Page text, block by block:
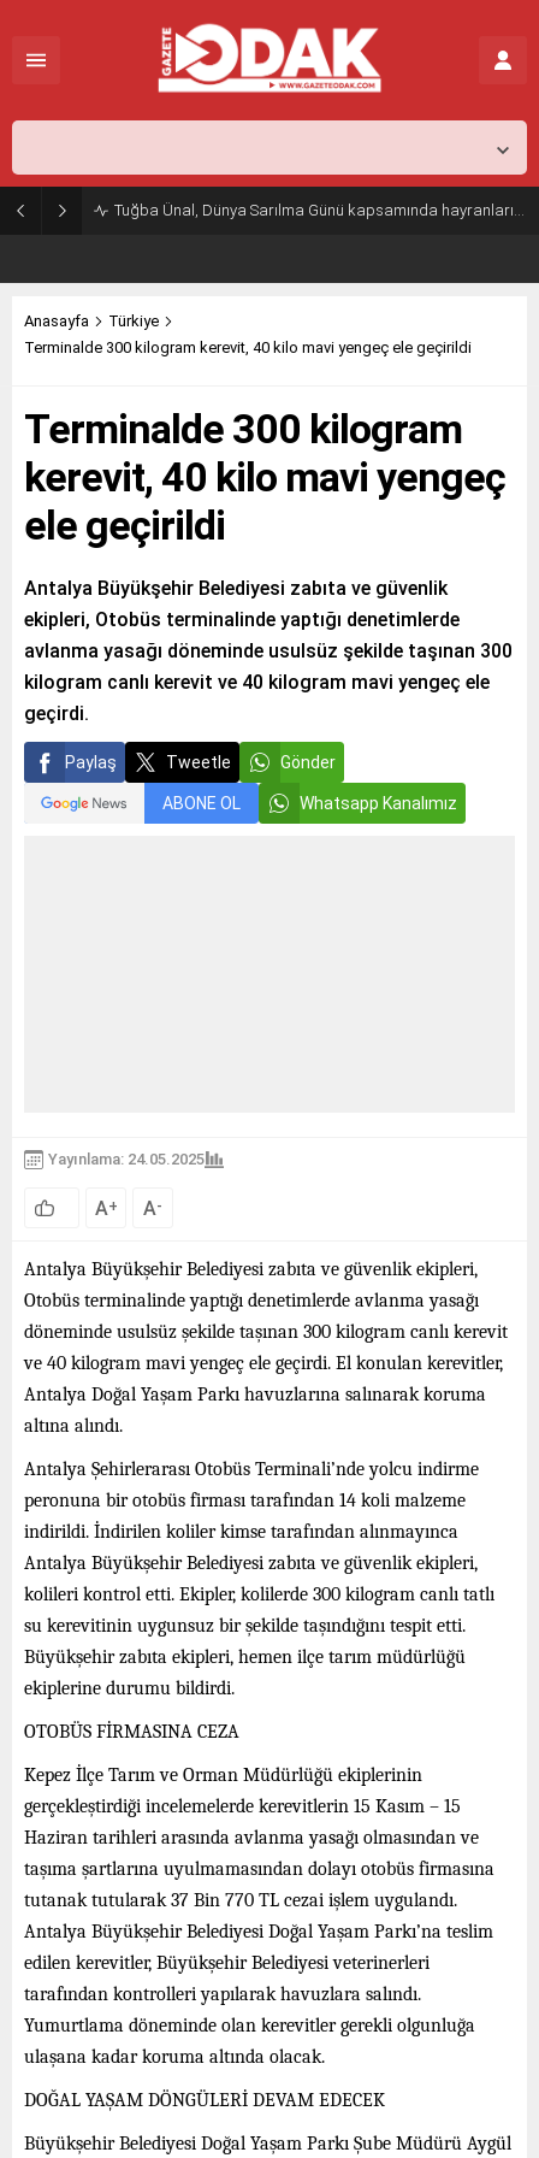
Tuğba Ünal, Dünya Sarılma Günü kapsamında hayranlarıyla buluştu
Anasayfa
Türkiye
Terminalde 300 kilogram kerevit, 40 kilo mavi yengeç ele geçirildi
Terminalde 300 kilogram
kerevit, 40 kilo mavi yengeç
ele geçirildi
Antalya Büyükşehir Belediyesi zabıta ve güvenlik
ekipleri, Otobüs terminalinde yaptığı denetimlerde
avlanma yasağı döneminde usulsüz şekilde taşınan 300
kilogram canlı kerevit ve 40 kilogram mavi yengeç ele
geçirdi.
Paylaş Tweetle Gönder
ABONE OL Whatsapp Kanalımız
Yayınlama: 24.05.2025
A+ A-
Antalya Büyükşehir Belediyesi zabıta ve güvenlik ekipleri,
Otobüs terminalinde yaptığı denetimlerde avlanma yasağı
döneminde usulsüz şekilde taşınan 300 kilogram canlı kerevit
ve 40 kilogram mavi yengeç ele geçirdi. El konulan kerevitler,
Antalya Doğal Yaşam Parkı havuzlarına salınarak koruma
altına alındı.
Antalya Şehirlerarası Otobüs Terminali’nde yolcu indirme
peronuna bir otobüs firması tarafından 14 koli malzeme
indirildi. İndirilen koliler kimse tarafından alınmayınca
Antalya Büyükşehir Belediyesi zabıta ve güvenlik ekipleri,
kolileri kontrol etti. Ekipler, kolilerde 300 kilogram canlı tatlı
su kerevitinin uygunsuz bir şekilde taşındığını tespit etti.
Büyükşehir zabıta ekipleri, hemen ilçe tarım müdürlüğü
ekiplerine durumu bildirdi.
OTOBÜS FİRMASINA CEZA
Kepez İlçe Tarım ve Orman Müdürlüğü ekiplerinin
gerçekleştirdiği incelemelerde kerevitlerin 15 Kasım – 15
Haziran tarihleri arasında avlanma yasağı olmasından ve
taşıma şartlarına uyulmamasından dolayı otobüs firmasına
tutanak tutularak 37 Bin 770 TL cezai işlem uygulandı.
Antalya Büyükşehir Belediyesi Doğal Yaşam Parkı’na teslim
edilen kerevitler, Büyükşehir Belediyesi veterinerleri
tarafından kontrolleri yapılarak havuzlara salındı.
Yumurtlama döneminde olan kerevitler gerekli olgunluğa
ulaşana kadar koruma altında olacak.
DOĞAL YAŞAM DÖNGÜLERİ DEVAM EDECEK
Büyükşehir Belediyesi Doğal Yaşam Parkı Şube Müdürü Aygül